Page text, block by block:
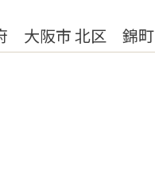
大阪市 北区 錦町